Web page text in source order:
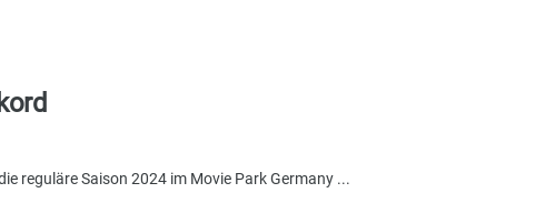
reguläre Saison 2024 im Movie Park Germany ...